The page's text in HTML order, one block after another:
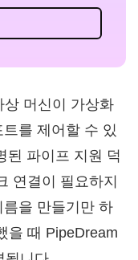
머신이 가상화
를 제어할 수 있
된 파이프 지원 덕
연결이 필요하지
을 만들기만 하
을 때 PipeDream